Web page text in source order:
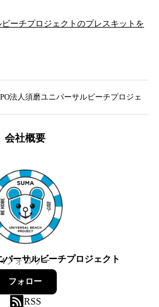
ーチプロジェクト のプレスキットを
法人須磨ユニバーサルビーチプロジェクト
会社概要
ーサルビーチプロジェクト
4フォロワー
フォロー
RSS